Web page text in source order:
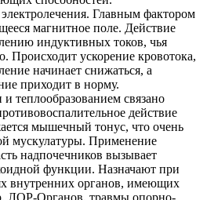
Главным фактором
магнитное поле. Действие
индуктивных токов, чья
Происходит ускорение кровотока,
начинает снижаться, а
приходит в норму.
теплообразованием связано
действие
мышечный тонус, что очень
мускулатуры. Применение
надпочечников вызывает
функции. Назначают при
внутренних органов, имеющих